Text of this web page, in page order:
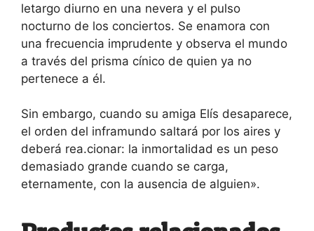
letargo diurno en una nevera y el pulso
nocturno de los conciertos. Se enamora con
una frecuencia imprudente y observa el mundo
a través del prisma cínico de quien ya no
pertenece a él.
Sin embargo, cuando su amiga Elís desaparece,
el orden del inframundo saltará por los aires y
deberá rea.cionar: la inmortalidad es un peso
demasiado grande cuando se carga,
eternamente, con la ausencia de alguien».